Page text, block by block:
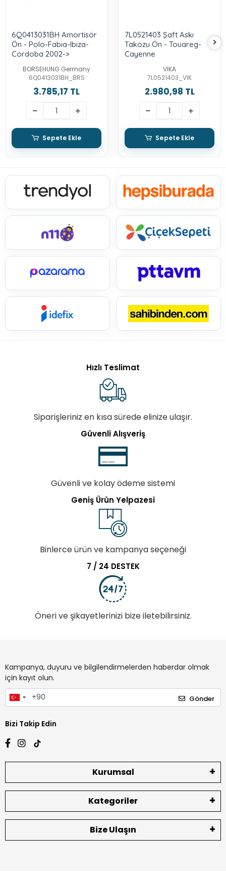
6Q0413031BH Amortisör
Ön - Polo-Fabia-Ibiza-
Cordoba 2002->
BORSEHUNG Germany
6Q0413031BH_BRS
3.785,17 TL
Sepete Ekle
7L0521403 Şaft Askı
Takozu Ön - Touareg-
Cayenne
VIKA
7L0521403_VIK
2.980,98 TL
Sepete Ekle
Hızlı Teslimat
Siparişleriniz en kısa sürede elinize ulaşır.
Güvenli Alışveriş
Güvenli ve kolay ödeme sistemi
Geniş Ürün Yelpazesi
Binlerce ürün ve kampanya seçeneği
7 / 24 DESTEK
Öneri ve şikayetlerinizi bize iletebilirsiniz.
Kampanya, duyuru ve bilgilendirmelerden haberdar olmak
için kayıt olun.
Gönder
Bizi Takip Edin
Kurumsal
Kategoriler
Bize Ulaşın